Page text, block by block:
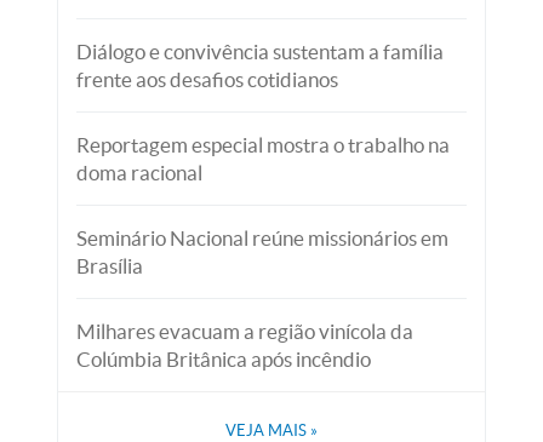
Diálogo e convivência sustentam a família
frente aos desafios cotidianos
Reportagem especial mostra o trabalho na
doma racional
Seminário Nacional reúne missionários em
Brasília
Milhares evacuam a região vinícola da
Colúmbia Britânica após incêndio
VEJA MAIS »